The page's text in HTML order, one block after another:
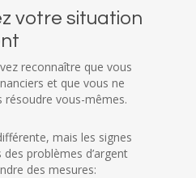
votre situation
reconnaître que vous
et que vous ne
résoudre vous-mêmes.
mais les signes
problèmes d’argent
des mesures: